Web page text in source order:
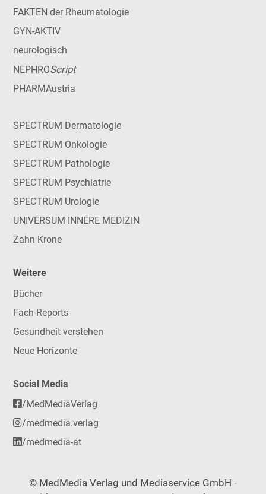
FAKTEN der Rheumatologie
GYN-AKTIV
neurologisch
NEPHROScript
PHARMAustria
SPECTRUM Dermatologie
SPECTRUM Onkologie
SPECTRUM Pathologie
SPECTRUM Psychiatrie
SPECTRUM Urologie
UNIVERSUM INNERE MEDIZIN
Zahn Krone
Weitere
Bücher
Fach-Reports
Gesundheit verstehen
Neue Horizonte
Social Media
/MedMediaVerlag
/medmedia.verlag
/medmedia-at
© MedMedia Verlag und Mediaservice GmbH -